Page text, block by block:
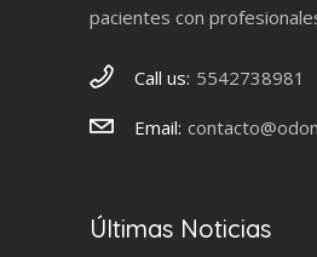
pacientes con
Call us: 5542738981
Email:
Últimas Noticias